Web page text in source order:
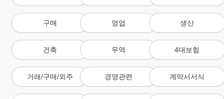
구매 영업 생산
건축 무역 4대보험
거래/구매/외주 경영관련 계약서서식